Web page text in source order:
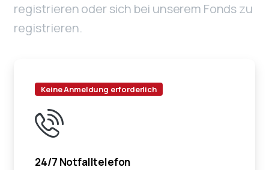
registrieren oder sich bei unserem Fonds zu
registrieren.
Keine Anmeldung erforderlich
24/7 Notfalltelefon